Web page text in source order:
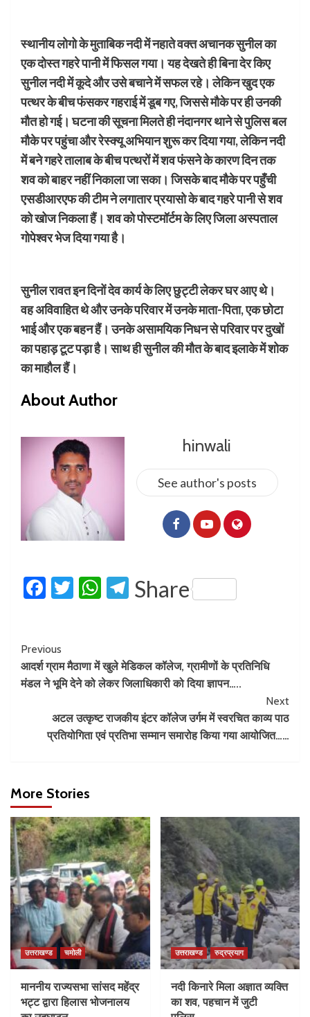
स्थानीय लोगो के मुताबिक नदी में नहाते वक्त अचानक सुनील का
एक दोस्त गहरे पानी में फिसल गया। यह देखते ही बिना देर किए
सुनील नदी में कूदे और उसे बचाने में सफल रहे। लेकिन खुद एक
पत्थर के बीच फंसकर गहराई में डूब गए, जिससे मौके पर ही उनकी
मौत हो गई। घटना की सूचना मिलते ही नंदानगर थाने से पुलिस बल
मौके पर पहुंचा और रेस्क्यू अभियान शुरू कर दिया गया, लेकिन नदी
में बने गहरे तालाब के बीच पत्थरों में शव फंसने के कारण दिन तक
शव को बाहर नहीं निकाला जा सका। जिसके बाद मौके पर पहुँची
एसडीआरएफ की टीम ने लगातार प्रयासो के बाद गहरे पानी से शव
को खोज निकला हैं। शव को पोस्टमॉर्टम के लिए जिला अस्पताल
गोपेश्वर भेज दिया गया है।
सुनील रावत इन दिनों देव कार्य के लिए छुट्टी लेकर घर आए थे।
वह अविवाहित थे और उनके परिवार में उनके माता-पिता, एक छोटा
भाई और एक बहन हैं। उनके असामयिक निधन से परिवार पर दुखों
का पहाड़ टूट पड़ा है। साथ ही सुनील की मौत के बाद इलाके में शोक
का माहौल हैं।
About Author
hinwali
See author's posts
Facebook
Twitter
WhatsApp
Telegram
Share
Previous
आदर्श ग्राम मैठाणा में खुले मेडिकल कॉलेज, ग्रामीणों के प्रतिनिधि
मंडल ने भूमि देने को लेकर जिलाधिकारी को दिया ज्ञापन…..
Next
अटल उत्कृष्ट राजकीय इंटर कॉलेज उर्गम में स्वरचित काव्य पाठ
प्रतियोगिता एवं प्रतिभा सम्मान समारोह किया गया आयोजित……
More Stories
उत्तराखण्ड चमोली
माननीय राज्यसभा सांसद महेंद्र
भट्ट द्वारा हिलास भोजनालय
उत्तराखण्ड रुद्रप्रयाग
नदी किनारे मिला अज्ञात व्यक्ति
का शव, पहचान में जुटी